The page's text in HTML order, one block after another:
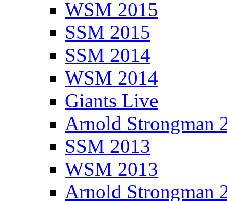
WSM 2015
SSM 2015
SSM 2014
WSM 2014
Giants Live
Arnold Strongman
SSM 2013
WSM 2013
Arnold Strongman